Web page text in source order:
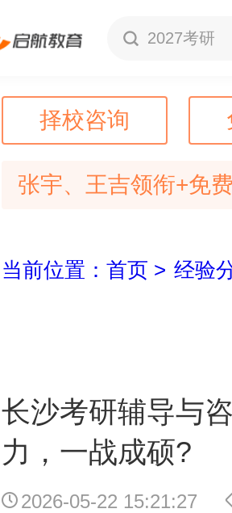
2027考研
择校咨询
张宇、王吉领衔+免
当前位置：首页 > 经验
长沙考研辅导与
力，一战成硕?
2026-05-22 15:21:27